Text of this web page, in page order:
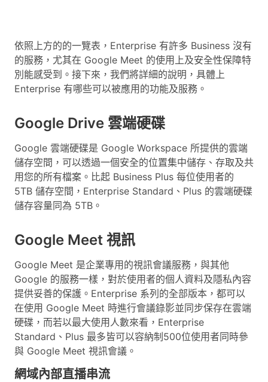
依照上方的的一覽表，Enterprise 有許多 Business 沒有
的服務，尤其在 Google Meet 的使用上及安全性保障特
別能感受到。接下來，我們將詳細的說明，具體上
Enterprise 有哪些可以被應用的功能及服務。
Google Drive 雲端硬碟
Google 雲端硬碟是 Google Workspace 所提供的雲端
儲存空間，可以透過一個安全的位置集中儲存、存取及共
用您的所有檔案。比起 Business Plus 每位使用者的
5TB 儲存空間，Enterprise Standard、Plus 的雲端硬碟
儲存容量同為 5TB。
Google Meet 視訊
Google Meet 是企業專用的視訊會議服務，與其他
Google 的服務一樣，對於使用者的個人資料及隱私內容
提供妥善的保護。Enterprise 系列的全部版本，都可以
在使用 Google Meet 時進行會議錄影並同步保存在雲端
硬碟，而若以最大使用人數來看，Enterprise
Standard、Plus 最多皆可以容納制500位使用者同時參
與 Google Meet 視訊會議。
網域內部直播串流